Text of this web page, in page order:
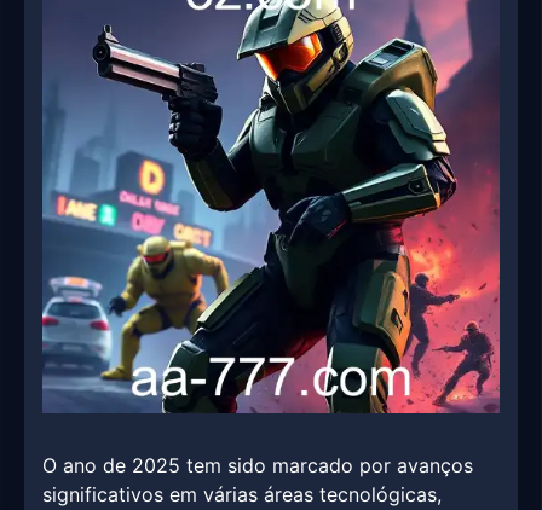
O ano de 2025 tem sido marcado por avanços
significativos em várias áreas tecnológicas,